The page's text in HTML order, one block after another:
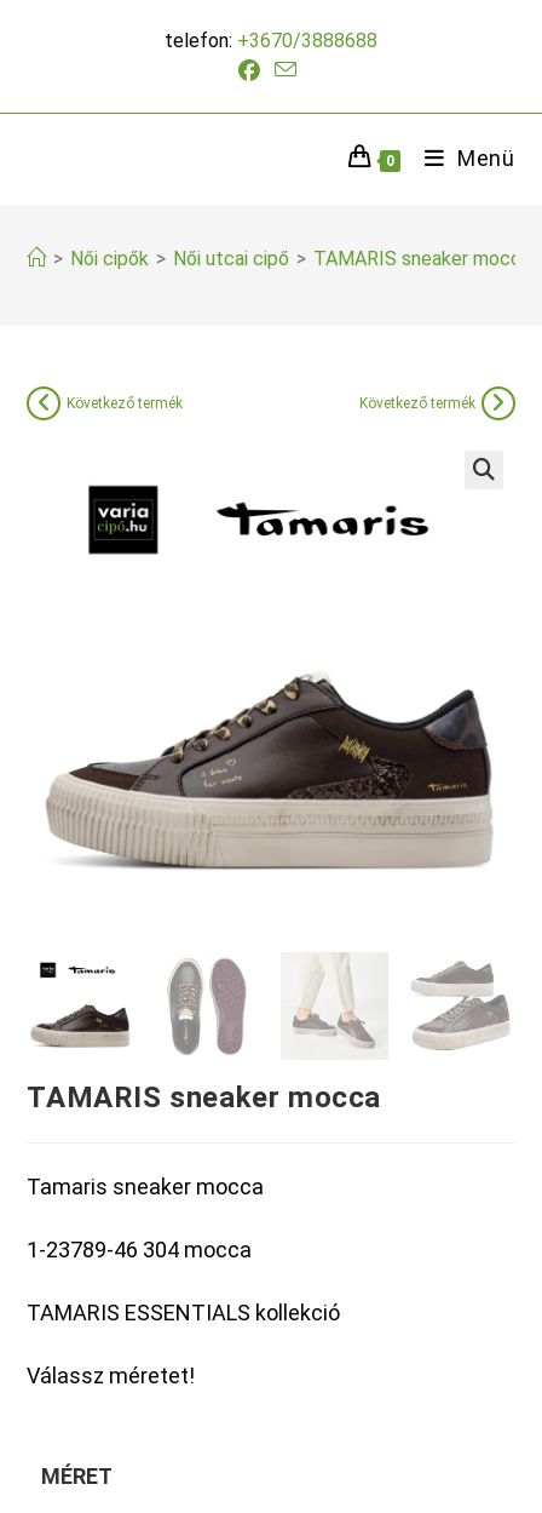
telefon: +3670/3888688
0 Menü
> Női cipők > Női utcai cipő > TAMARIS sneaker mocca
Következő termék Következő termék
TAMARIS sneaker mocca
Tamaris sneaker mocca
1-23789-46 304 mocca
TAMARIS ESSENTIALS kollekció
Válassz méretet!
MÉRET